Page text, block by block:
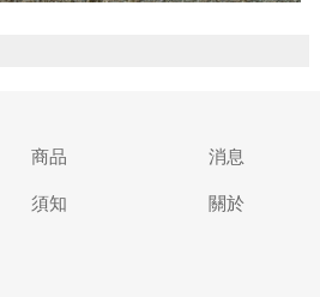
商品 消息
須知 關於